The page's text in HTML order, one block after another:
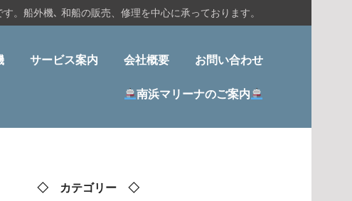
。船外機､ 和船の販売、修理を中心に承っております。
サービス案内 会社概要 お問い合わせ
南浜マリーナのご案内
◇ カテゴリー ◇